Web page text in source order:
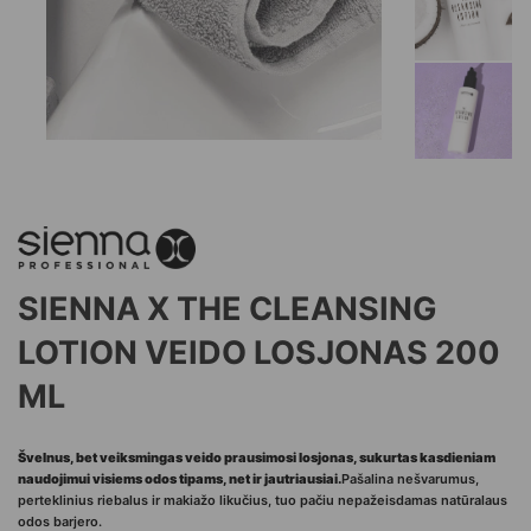
SIENNA X THE CLEANSING
LOTION VEIDO LOSJONAS 200
ML
Švelnus, bet veiksmingas veido prausimosi losjonas, sukurtas kasdieniam
naudojimui visiems odos tipams, net ir jautriausiai.Pašalina nešvarumus,
perteklinius riebalus ir makiažo likučius, tuo pačiu nepažeisdamas natūralaus
odos barjero.